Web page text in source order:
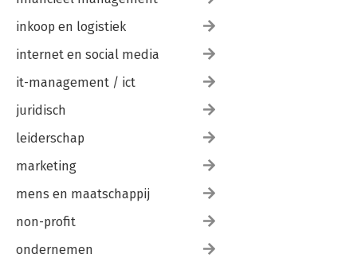
inkoop en logistiek
internet en social media
it-management / ict
juridisch
leiderschap
marketing
mens en maatschappij
non-profit
ondernemen